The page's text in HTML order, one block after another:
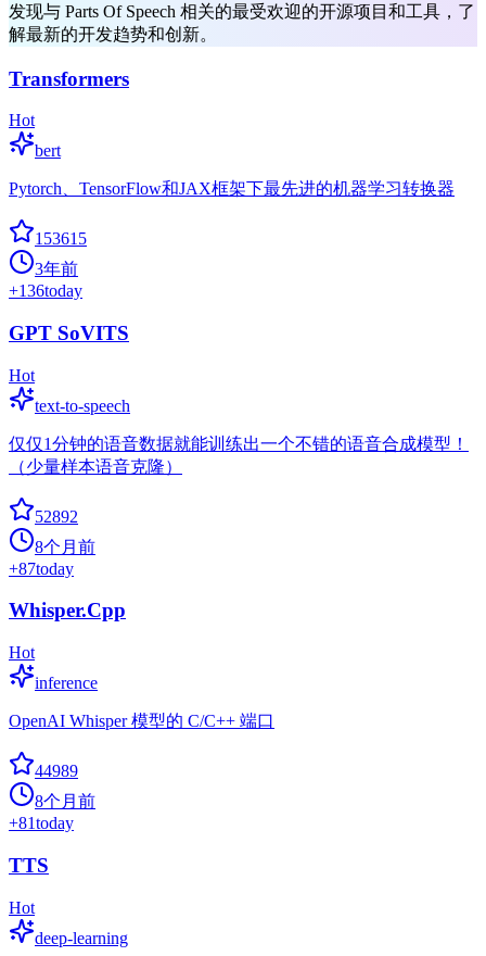
发现与 Parts Of Speech 相关的最受欢迎的开源项目和工具，了
解最新的开发趋势和创新。
Transformers
Hot
bert
Pytorch、TensorFlow和JAX框架下最先进的机器学习转换器
153615
3年前
+136today
GPT SoVITS
Hot
text-to-speech
仅仅1分钟的语音数据就能训练出一个不错的语音合成模型！
（少量样本语音克隆）
52892
8个月前
+87today
Whisper.Cpp
Hot
inference
OpenAI Whisper 模型的 C/C++ 端口
44989
8个月前
+81today
TTS
Hot
deep-learning